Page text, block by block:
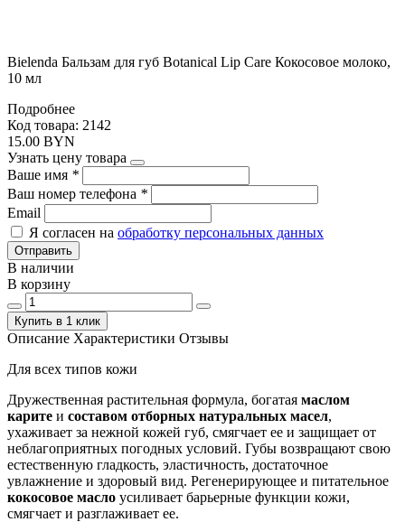
Bielenda Бальзам для губ Botanical Lip Care Кокосовое молоко,
10 мл
Подробнее
Код товара: 2142
15.00 BYN
Узнать цену товара
Ваше имя *
Ваш номер телефона *
Email
Я согласен на обработку персональных данных
Отправить
В наличии
В корзину
Купить в 1 клик
Описание Характеристики Отзывы
Для всех типов кожи
Дружественная растительная формула, богатая маслом
карите и составом отборных натуральных масел,
ухаживает за нежной кожей губ, смягчает ее и защищает от
неблагоприятных погодных условий. Губы возвращают свою
естественную гладкость, эластичность, достаточное
увлажнение и здоровый вид. Регенерирующее и питательное
кокосовое масло усиливает барьерные функции кожи,
смягчает и разглаживает ее.